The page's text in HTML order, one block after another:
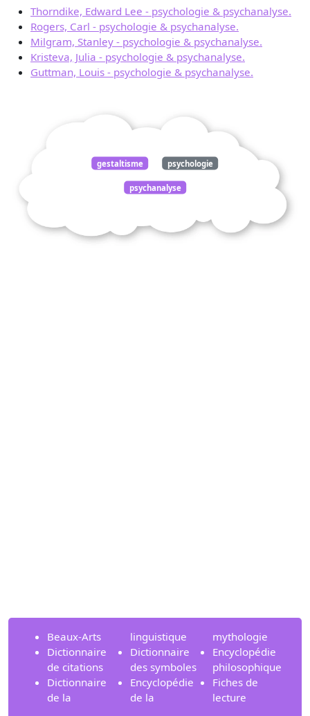
Thorndike, Edward Lee - psychologie & psychanalyse.
Rogers, Carl - psychologie & psychanalyse.
Milgram, Stanley - psychologie & psychanalyse.
Kristeva, Julia - psychologie & psychanalyse.
Guttman, Louis - psychologie & psychanalyse.
gestaltisme psychologie
psychanalyse
Beaux-Arts
Dictionnaire
de citations
Dictionnaire
de la
linguistique
Dictionnaire
des symboles
Encyclopédie
de la
mythologie
Encyclopédie
philosophique
Fiches de
lecture